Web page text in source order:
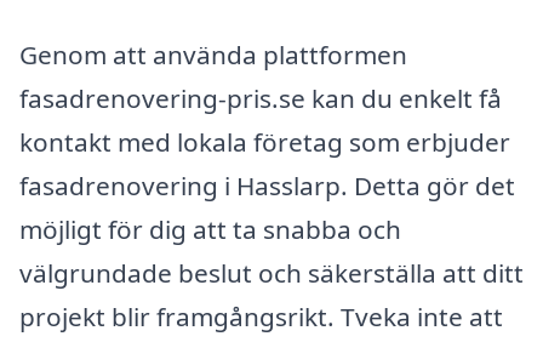
Genom att använda plattformen
fasadrenovering-pris.se kan du enkelt få
kontakt med lokala företag som erbjuder
fasadrenovering i Hasslarp. Detta gör det
möjligt för dig att ta snabba och
välgrundade beslut och säkerställa att ditt
projekt blir framgångsrikt. Tveka inte att